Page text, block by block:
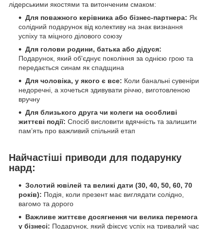
лідерськими якостями та витонченим смаком:
Для поважного керівника або бізнес-партнера: Як
солідний подарунок від колективу на знак визнання
успіху та міцного ділового союзу
Для голови родини, батька або дідуся:
Подарунок, який об'єднує покоління за однією грою та
передається синам як спадщина
Для чоловіка, у якого є все: Коли банальні сувеніри
недоречні, а хочеться здивувати річчю, виготовленою
вручну
Для близького друга чи колеги на особливі
життєві події: Спосіб висловити вдячність та залишити
пам’ять про важливий спільний етап
Найчастіші приводи для подарунку
нард:
Золотий ювілей та великі дати (30, 40, 50, 60, 70
років): Подія, коли презент має виглядати солідно,
вагомо та дорого
Важливе життєве досягнення чи велика перемога
у бізнесі: Подарунок, який фіксує успіх на тривалий час